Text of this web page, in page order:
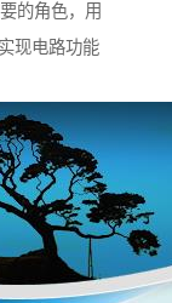
的角色，用
现电路功能